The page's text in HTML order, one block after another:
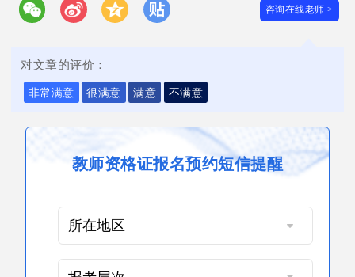
咨询在线老师 >
对文章的评价：
非常满意 很满意 满意 不满意
教师资格证报名预约短信提醒